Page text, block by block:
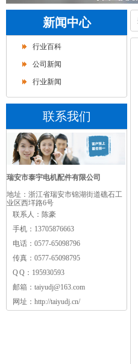
新闻中心
行业百科
公司新闻
行业新闻
联系我们
瑞安市泰宇电机配件有限公司
地址：浙江省瑞安市锦湖街道礁石工
业区西垟路6号
联系人： 陈豪
手机： 13705876663
电话：0577-65098796
传真： 0577-65098795
Q Q： 195930593
邮箱： taiyudj@163.com
网址： http://taiyudj.cn/